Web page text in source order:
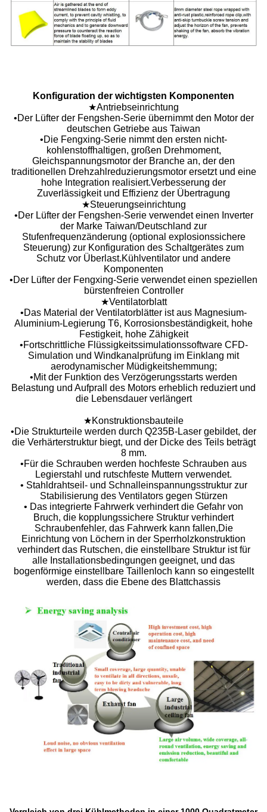
Konfiguration der wichtigsten Komponenten
★Antriebseinrichtung
•Der Lüfter der Fengshen-Serie übernimmt den Motor der
deutschen Getriebe aus Taiwan
•Die Fengxing-Serie nimmt den ersten nicht-
kohlenstoffhaltigen, großen Drehmoment,
Gleichspannungsmotor der Branche an, der den
traditionellen Drehzahlreduzierungsmotor ersetzt und eine
hohe Integration realisiert.Verbesserung der
Zuverlässigkeit und Effizienz der Übertragung
★Steuerungseinrichtung
•Der Lüfter der Fengshen-Serie verwendet einen Inverter
der Marke Taiwan/Deutschland zur
Stufenfrequenzänderung (optional explosionssichere
Steuerung) zur Konfiguration des Schaltgerätes zum
Schutz vor Überlast.Kühlventilator und andere
Komponenten
•Der Lüfter der Fengxing-Serie verwendet einen speziellen
bürstenfreien Controller
★Ventilatorblatt
•Das Material der Ventilatorblätter ist aus Magnesium-
Aluminium-Legierung T6, Korrosionsbeständigkeit, hohe
Festigkeit, hohe Zähigkeit
•Fortschrittliche Flüssigkeitssimulationssoftware CFD-
Simulation und Windkanalprüfung im Einklang mit
aerodynamischer Müdigkeitshemmung;
•Mit der Funktion des Verzögerungsstarts werden
Belastung und Aufprall des Motors erheblich reduziert und
die Lebensdauer verlängert
★Konstruktionsbauteile
•Die Strukturteile werden durch Q235B-Laser gebildet, der
die Verhärterstruktur biegt, und der Dicke des Teils beträgt
8 mm.
•Für die Schrauben werden hochfeste Schrauben aus
Legierstahl und rutschfeste Muttern verwendet.
• Stahldrahtseil- und Schnalleinspannungsstruktur zur
Stabilisierung des Ventilators gegen Stürzen
• Das integrierte Fahrwerk verhindert die Gefahr von
Bruch, die kopplungssichere Struktur verhindert
Schraubenfehler, das Fahrwerk kann fallen,Die
Einrichtung von Löchern in der Sperrholzkonstruktion
verhindert das Rutschen, die einstellbare Struktur ist für
alle Installationsbedingungen geeignet, und das
bogenförmige einstellbare Taillenloch kann so eingestellt
werden, dass die Ebene des Blattchassis